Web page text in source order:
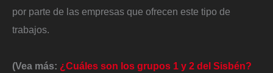
por parte de las empresas que ofrecen este tipo de
trabajos.
(Vea más: ¿Cuáles son los grupos 1 y 2 del Sisbén?